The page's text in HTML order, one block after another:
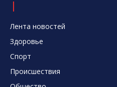
Лента новостей
Здоровье
Спорт
Происшествия